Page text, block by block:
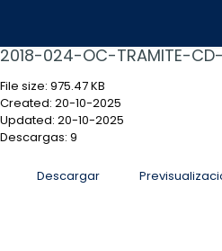
2018-024-OC-TRAMITE-
File size: 975.47 KB
Created: 20-10-2025
Updated: 20-10-2025
Descargas: 9
Descargar